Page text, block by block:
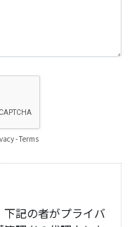
-Terms
記の者がプライバ